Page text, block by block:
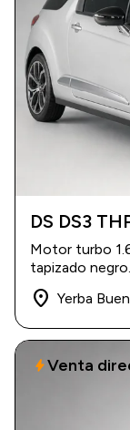
2018 37.850
$
DS DS3
Motor turbo
tapizado negro.
place Yerba
boltVenta